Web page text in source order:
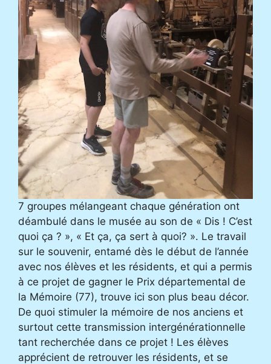
7 groupes mélangeant chaque génération ont
déambulé dans le musée au son de « Dis ! C’est
quoi ça ? », « Et ça, ça sert à quoi? ». Le travail
sur le souvenir, entamé dès le début de l’année
avec nos élèves et les résidents, et qui a permis
à ce projet de gagner le Prix départemental de
la Mémoire (77), trouve ici son plus beau décor.
De quoi stimuler la mémoire de nos anciens et
surtout cette transmission intergénérationnelle
tant recherchée dans ce projet ! Les élèves
apprécient de retrouver les résidents, et se